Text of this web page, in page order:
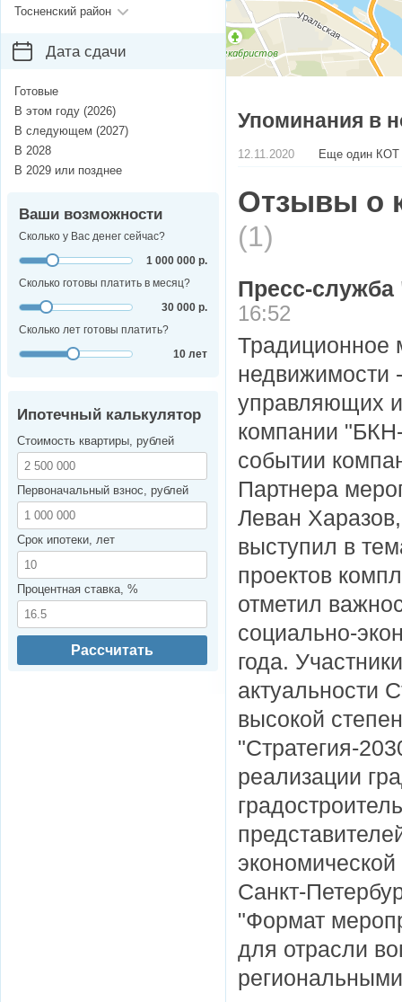
Упоминания в
12.11.2020 Еще один КОТ
Отзывы о
(1)
Пресс-
16:52
Традиционное
недвижимости
управляющих
компании
событии
Партнера
Леван
выступил в
проектов
отметил
социально-
года.
актуальности
высокой
"Стратегия-
реализации
Санкт-
"Формат
для отрасли
Тосненский район
Дата сдачи
Готовые
В этом году (2026)
В следующем (2027)
В 2028
В 2029 или позднее
Ваши возможности
Сколько у Вас денег сейчас?
1 000 000 р.
Сколько готовы платить в месяц?
30 000 р.
Сколько лет готовы платить?
10 лет
Ипотечный калькулятор
Стоимость квартиры, рублей
Первоначальный взнос, рублей
Срок ипотеки, лет
Процентная ставка, %
Рассчитать